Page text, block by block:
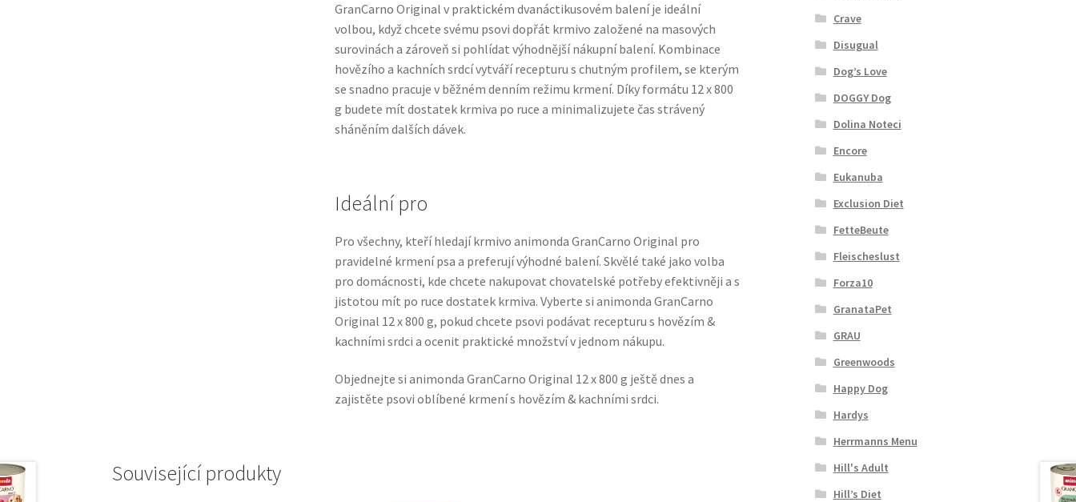
GranCarno Original v praktickém dvanáctikusovém balení je ideální
volbou, když chcete svému psovi dopřát krmivo založené na masových
surovinách a zároveň si pohlídat výhodnější nákupní balení. Kombinace
hovězího a kachních srdcí vytváří recepturu s chutným profilem, se kterým
se snadno pracuje v běžném denním režimu krmení. Díky formátu 12 x 800
g budete mít dostatek krmiva po ruce a minimalizujete čas strávený
sháněním dalších dávek.
Ideální pro
Pro všechny, kteří hledají krmivo animonda GranCarno Original pro
pravidelné krmení psa a preferují výhodné balení. Skvělé také jako volba
pro domácnosti, kde chcete nakupovat chovatelské potřeby efektivněji a s
jistotou mít po ruce dostatek krmiva. Vyberte si animonda GranCarno
Original 12 x 800 g, pokud chcete psovi podávat recepturu s hovězím &
kachními srdci a ocenit praktické množství v jednom nákupu.
Objednejte si animonda GranCarno Original 12 x 800 g ještě dnes a
zajistěte psovi oblíbené krmení s hovězím & kachními srdci.
Související produkty
Crave
Disugual
Dog’s Love
DOGGY Dog
Dolina Noteci
Encore
Eukanuba
Exclusion Diet
FetteBeute
Fleischeslust
Forza10
GranataPet
GRAU
Greenwoods
Happy Dog
Hardys
Herrmanns Menu
Hill's Adult
Hill’s Diet